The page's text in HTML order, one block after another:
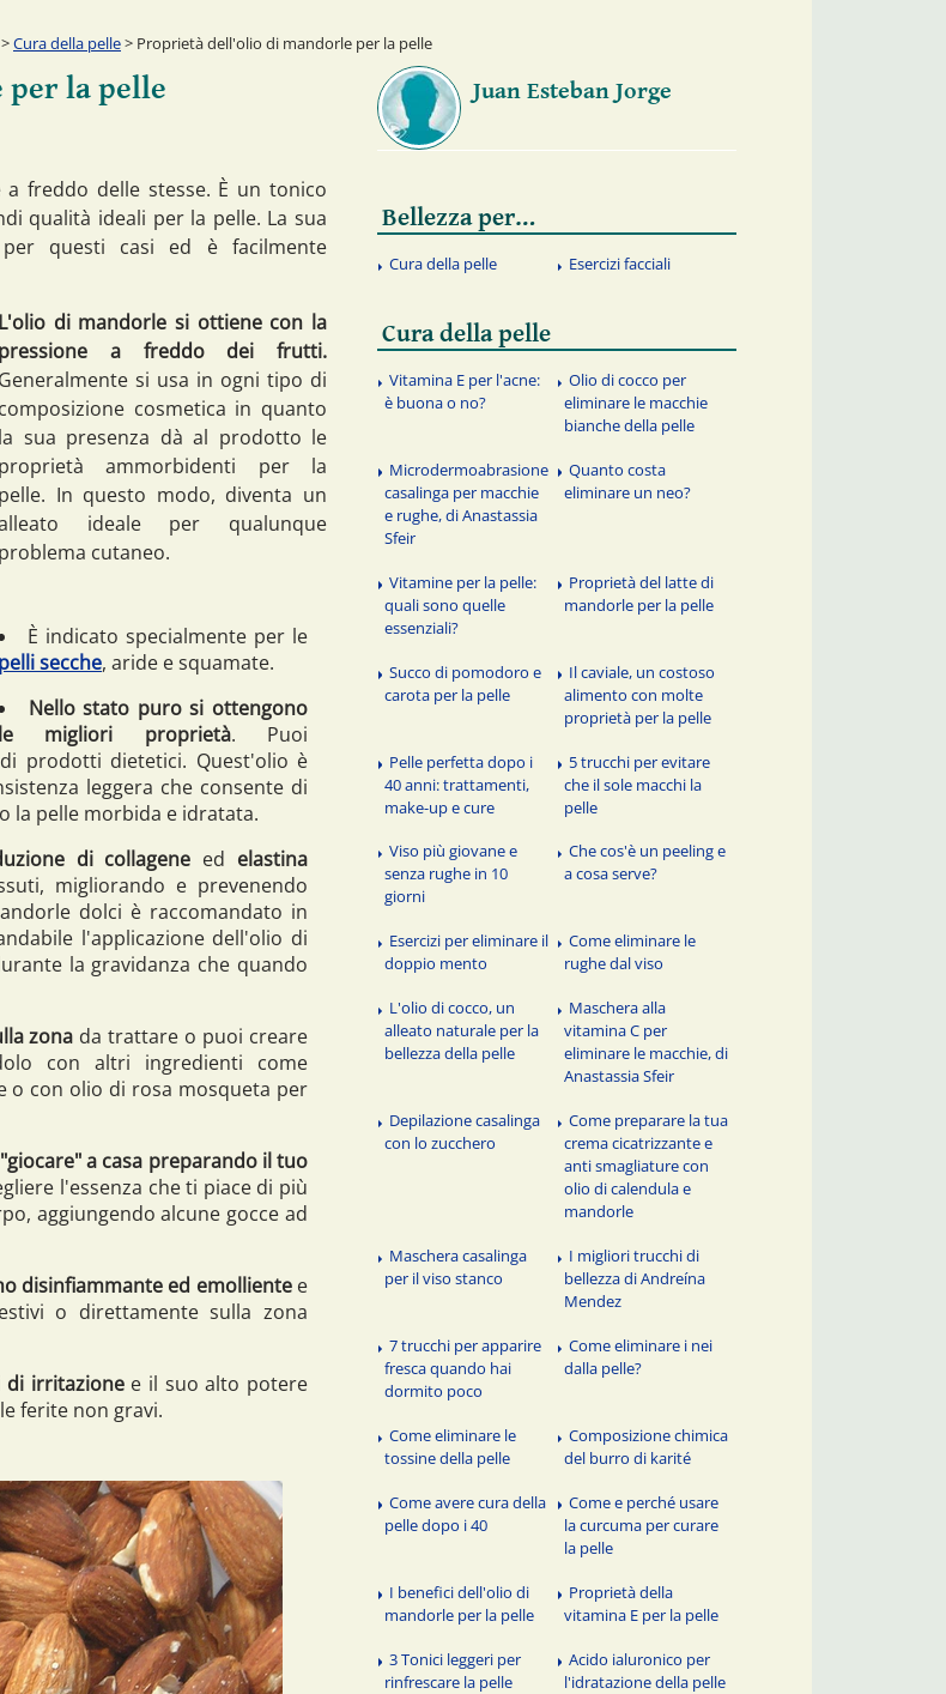
>Cura della pelle> Proprietà dell'olio di mandorle per la pelle
la pelle
freddo delle stesse. È un tonico
qualità ideali per la pelle. La sua
questi casi ed è facilmente
L'olio di mandorle si ottiene con la
pressione a freddo dei frutti.
Generalmente si usa in ogni tipo di
composizione cosmetica in quanto
la sua presenza dà al prodotto le
proprietà ammorbidenti per la
pelle. In questo modo, diventa un
ideale per qualunque
problema cutaneo.
È indicato specialmente per le
pelli secche, aride e squamate.
Nello stato puro si ottengono
le migliori proprietà. Puoi
prodotti dietetici. Quest'olio è
leggera che consente di
la pelle morbida e idratata.
di collagene ed elastina
migliorando e prevenendo
dolci è raccomandato in
l'applicazione dell'olio di
la gravidanza che quando
zona da trattare o puoi creare
con altri ingredienti come
o con olio di rosa mosqueta per
a casa preparando il tuo
l'essenza che ti piace di più
aggiungendo alcune gocce ad
disinfiammante ed emollientee
o direttamente sulla zona
di irritazione e il suo alto potere
ferite non gravi.
Juan Esteban Jorge
Bellezza per…
Cura della pelle Esercizi facciali
Cura della pelle
Vitamina E per l'acne:
è buona o no?
Olio di cocco per
eliminare le macchie
bianche della pelle
Microdermoabrasione
casalinga per macchie
e rughe, di Anastassia
Sfeir
Quanto costa
eliminare un neo?
Vitamine per la pelle:
quali sono quelle
essenziali?
Proprietà del latte di
mandorle per la pelle
Succo di pomodoro e
carota per la pelle
Il caviale, un costoso
alimento con molte
proprietà per la pelle
Pelle perfetta dopo i
40 anni: trattamenti,
make-up e cure
5 trucchi per evitare
che il sole macchi la
pelle
Viso più giovane e
senza rughe in 10
giorni
Che cos'è un peeling e
a cosa serve?
Esercizi per eliminare il
doppio mento
Come eliminare le
rughe dal viso
L'olio di cocco, un
alleato naturale per la
bellezza della pelle
Maschera alla
vitamina C per
eliminare le macchie, di
Anastassia Sfeir
Depilazione casalinga
con lo zucchero
Come preparare la tua
crema cicatrizzante e
anti smagliature con
olio di calendula e
mandorle
Maschera casalinga
per il viso stanco
I migliori trucchi di
bellezza di Andreína
Mendez
7 trucchi per apparire
fresca quando hai
dormito poco
Come eliminare i nei
dalla pelle?
Come eliminare le
tossine della pelle
Composizione chimica
del burro di karité
Come avere cura della
pelle dopo i 40
Come e perché usare
la curcuma per curare
la pelle
I benefici dell'olio di
mandorle per la pelle
Proprietà della
vitamina E per la pelle
3 Tonici leggeri per
rinfrescare la pelle
Acido ialuronico per
l'idratazione della pelle